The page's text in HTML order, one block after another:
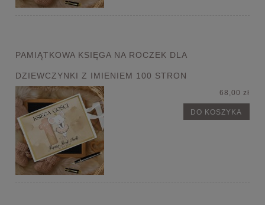
PAMIĄTKOWA KSIĘGA NA ROCZEK DLA
DZIEWCZYNKI Z IMIENIEM 100 STRON
68,00 zł
DO KOSZYKA